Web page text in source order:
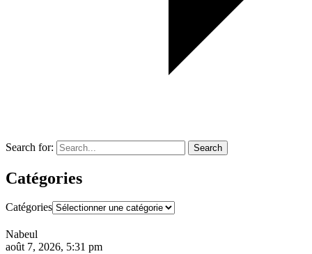
Search for: Search
Catégories
Catégories
Nabeul
août 7, 2026, 5:31 pm